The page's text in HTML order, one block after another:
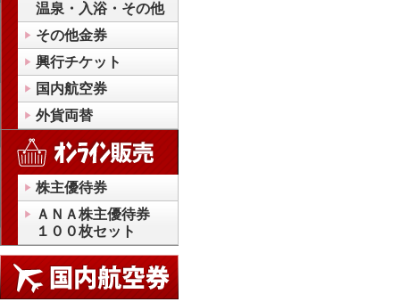
温泉・入浴・その他
その他金券
興行チケット
国内航空券
外貨両替
株主優待券
ＡＮＡ株主優待券
１００枚セット